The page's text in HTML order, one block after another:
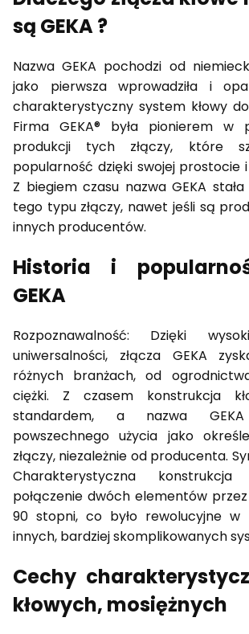
są GEKA ?
Nazwa GEKA pochodzi od
jako pierwsza wprowadziła i
charakterystyczny system kłowy do
Firma GEKA® była pionierem w
produkcji tych złączy, które
popularność dzięki swojej prostocie
Z biegiem czasu nazwa GEKA
tego typu złączy, nawet jeśli są
innych producentów.
Historia i
GEKA
Rozpoznawalność: Dzięki
uniwersalności, złącza GEKA
różnych branżach, od
ciężki. Z czasem konstrukcja
standardem, a nazwa
powszechnego użycia jako
złączy, niezależnie od producenta.
Charakterystyczna
połączenie dwóch elementów
90 stopni, co było rewolucyjne w
innych, bardziej skomplikowanych
Cechy
kłowych, mosiężnych